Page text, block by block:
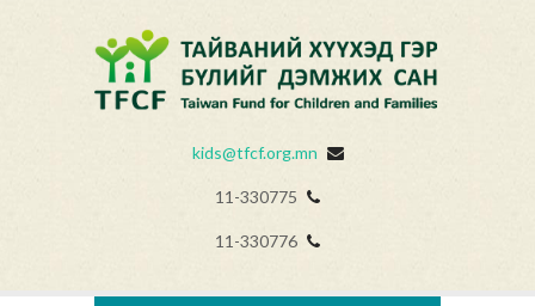
kids@tfcf.org.mn
11-330775
11-330776